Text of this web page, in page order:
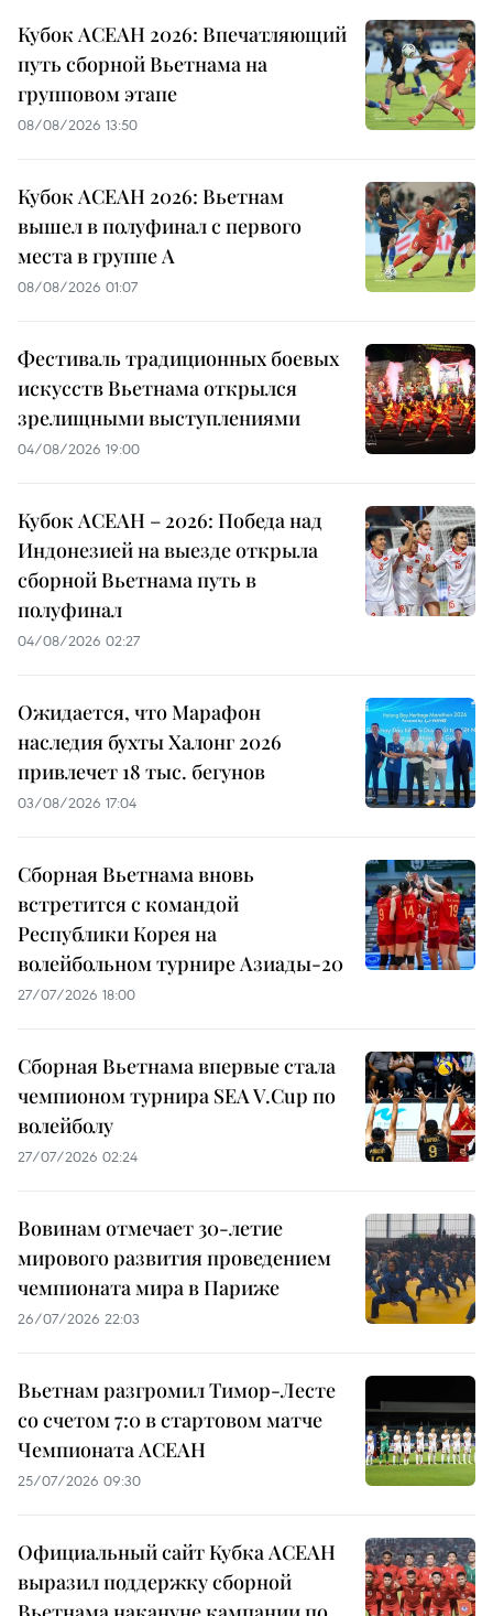
Кубок АСЕАН 2026: Впечатляющий
путь сборной Вьетнама на
групповом этапе
08/08/2026 13:50
Кубок АСЕАН 2026: Вьетнам
вышел в полуфинал с первого
места в группе A
08/08/2026 01:07
Фестиваль традиционных боевых
искусств Вьетнама открылся
зрелищными выступлениями
04/08/2026 19:00
Кубок АСЕАН – 2026: Победа над
Индонезией на выезде открыла
сборной Вьетнама путь в
полуфинал
04/08/2026 02:27
Ожидается, что Марафон
наследия бухты Халонг 2026
привлечет 18 тыс. бегунов
03/08/2026 17:04
Сборная Вьетнама вновь
встретится с командой
Республики Корея на
волейбольном турнире Азиады-20
27/07/2026 18:00
Сборная Вьетнама впервые стала
чемпионом турнира SEA V.Cup по
волейболу
27/07/2026 02:24
Вовинам отмечает 30-летие
мирового развития проведением
чемпионата мира в Париже
26/07/2026 22:03
Вьетнам разгромил Тимор-Лесте
со счетом 7:0 в стартовом матче
Чемпионата АСЕАН
25/07/2026 09:30
Официальный сайт Кубка АСЕАН
выразил поддержку сборной